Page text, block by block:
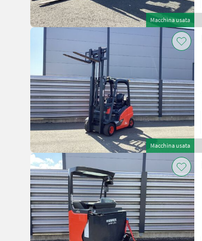
Macchina usata
Macchina usata